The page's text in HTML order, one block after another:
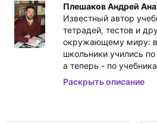
Плешаков Андрей
Известный автор
тетрадей, тестов и
окружающему миру:
школьники учились
а теперь - по
Плешаков написал
«Зеленые страницы»
Раскрыть описание